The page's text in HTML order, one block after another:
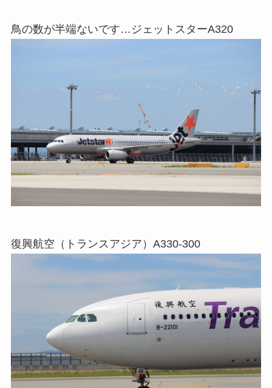
鳥の数が半端ないです…ジェットスターA320
復興航空（トランスアジア）A330-300